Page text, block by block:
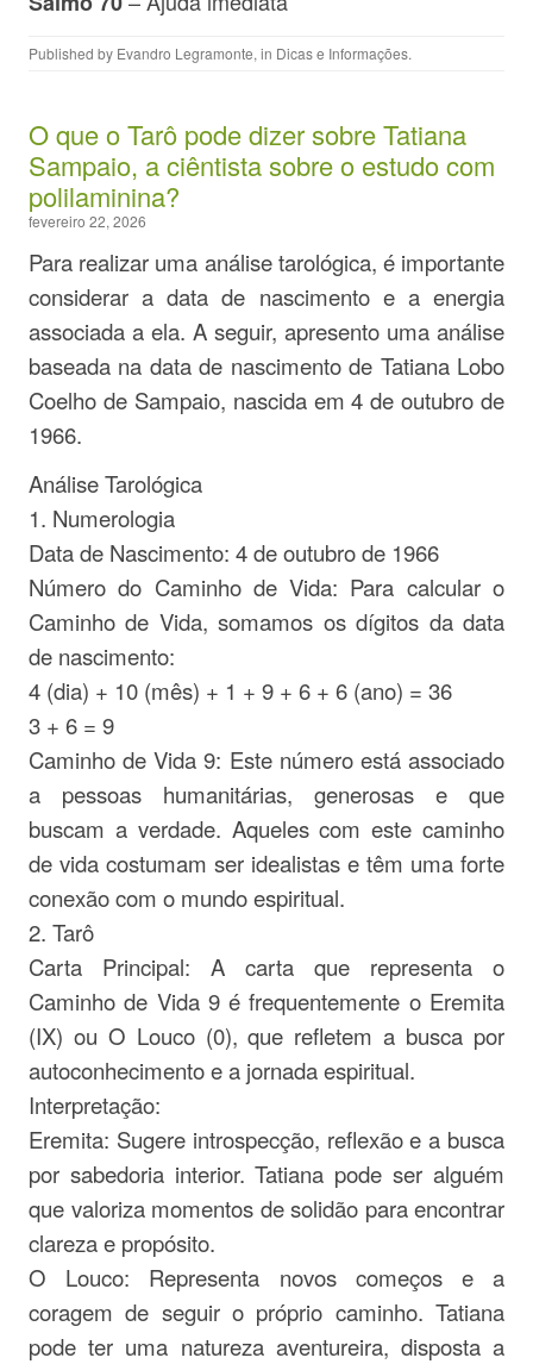
Published by Evandro Legramonte, in Dicas e Informações.
O que o Tarô pode dizer sobre Tatiana
Sampaio, a ciêntista sobre o estudo com
polilaminina?
fevereiro 22, 2026
Para realizar uma análise tarológica, é importante
considerar a data de nascimento e a energia
associada a ela. A seguir, apresento uma análise
baseada na data de nascimento de Tatiana Lobo
Coelho de Sampaio, nascida em 4 de outubro de
1966.
Análise Tarológica
1. Numerologia
Data de Nascimento: 4 de outubro de 1966
Número do Caminho de Vida: Para calcular o
Caminho de Vida, somamos os dígitos da data
de nascimento:
4 (dia) + 10 (mês) + 1 + 9 + 6 + 6 (ano) = 36
3 + 6 = 9
Caminho de Vida 9: Este número está associado
a pessoas humanitárias, generosas e que
buscam a verdade. Aqueles com este caminho
de vida costumam ser idealistas e têm uma forte
conexão com o mundo espiritual.
2. Tarô
Carta Principal: A carta que representa o
Caminho de Vida 9 é frequentemente o Eremita
(IX) ou O Louco (0), que refletem a busca por
autoconhecimento e a jornada espiritual.
Interpretação:
Eremita: Sugere introspecção, reflexão e a busca
por sabedoria interior. Tatiana pode ser alguém
que valoriza momentos de solidão para encontrar
clareza e propósito.
O Louco: Representa novos começos e a
coragem de seguir o próprio caminho. Tatiana
pode ter uma natureza aventureira, disposta a